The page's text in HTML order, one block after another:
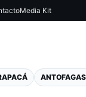
Media Kit